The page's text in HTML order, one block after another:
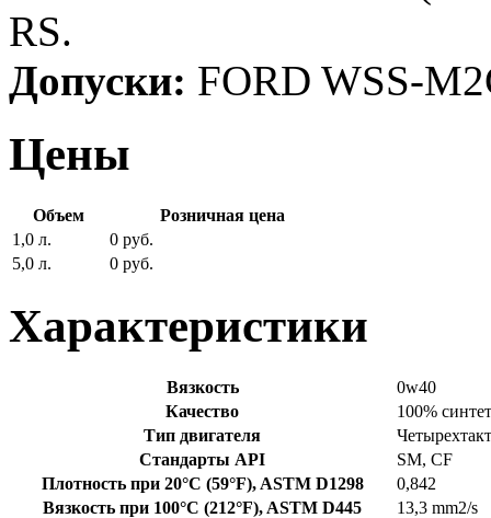
RS.
Допуски: FORD WSS-
Цены
Объем
Розничная цена
1,0 л.
0 руб.
5,0 л.
0 руб.
Характеристики
Вязкость
0w40
Качество
100%
Тип двигателя
Стандарты API
SM, CF
Плотность при 20°C (59°F), ASTM D1298
0,842
Вязкость при 100°C (212°F), ASTM D445
13,3 mm2/s